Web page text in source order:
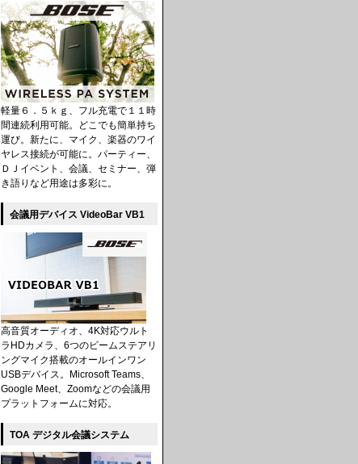
軽量６．５ｋｇ、フル充電で１１時
間連続利用可能。どこでも簡単持ち
運び。新たに、マイク、楽器のワイ
ヤレス接続が可能に。パーティー、
ＤＪイベント、会議、セミナー、弾
き語りなど用途は多彩に。
会議用デバイス VideoBar VB1
高音質オーディオ、4K対応ウルト
ラHDカメラ、6つのビームステアリ
ングマイク搭載のオールインワン
USBデバイス。Microsoft Teams、
Google Meet、Zoomなどの会議用
プラットフォームに対応。
TOA デジタル会議システム